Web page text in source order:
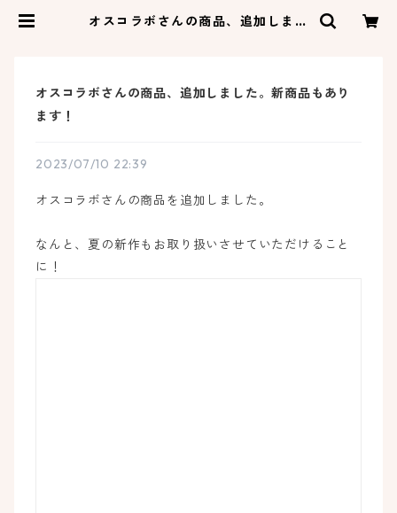
オスコラボさんの商品、追加しまし
オスコラボさんの商品、追加しました。新商品もあり
ます！
2023/07/10 22:39
オスコラボさんの商品を追加しました。
なんと、夏の新作もお取り扱いさせていただけること
に！